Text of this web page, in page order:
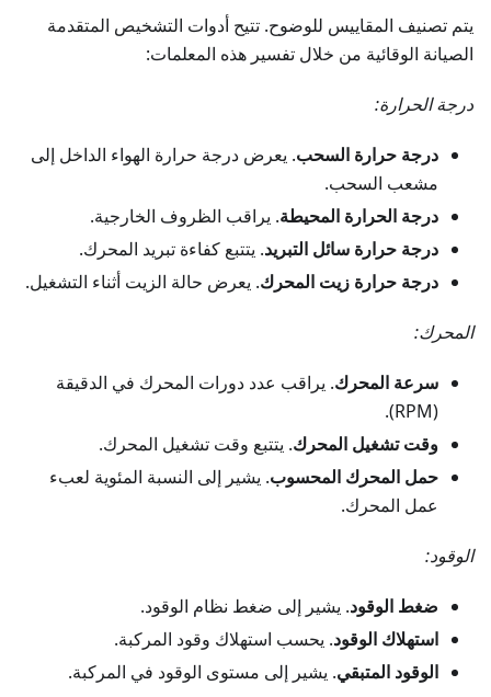
يتم تصنيف المقاييس للوضوح. تتيح أدوات التشخيص المتقدمة
الصيانة الوقائية من خلال تفسير هذه المعلمات:
درجة الحرارة:
درجة حرارة السحب. يعرض درجة حرارة الهواء الداخل إلى
مشعب السحب.
درجة الحرارة المحيطة. يراقب الظروف الخارجية.
درجة حرارة سائل التبريد. يتتبع كفاءة تبريد المحرك.
درجة حرارة زيت المحرك. يعرض حالة الزيت أثناء التشغيل.
المحرك:
سرعة المحرك. يراقب عدد دورات المحرك في الدقيقة
(RPM).
وقت تشغيل المحرك. يتتبع وقت تشغيل المحرك.
حمل المحرك المحسوب. يشير إلى النسبة المئوية لعبء
عمل المحرك.
الوقود:
ضغط الوقود. يشير إلى ضغط نظام الوقود.
استهلاك الوقود. يحسب استهلاك وقود المركبة.
الوقود المتبقي. يشير إلى مستوى الوقود في المركبة.